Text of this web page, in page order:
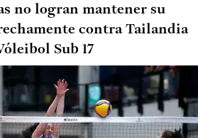
no logran mantener su
contra Tailandia
Sub 17